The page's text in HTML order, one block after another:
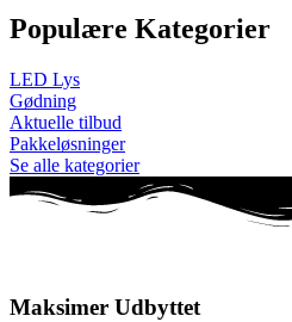
Populære Kategorier
LED Lys
Gødning
Aktuelle tilbud
Pakkeløsninger
Se alle kategorier
Maksimer Udbyttet